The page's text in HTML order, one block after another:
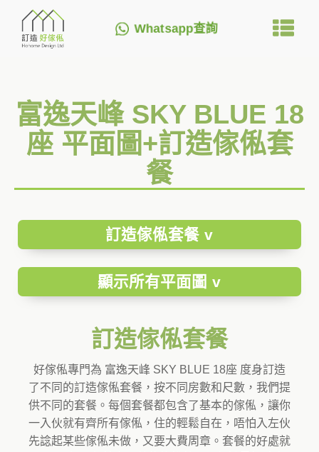
Whatsapp查詢
富逸天峰 SKY BLUE 18
座 平面圖+訂造傢俬套
餐
訂造傢俬套餐 v
顯示所有平面圖 v
訂造傢俬套餐
好傢俬專門為 富逸天峰 SKY BLUE 18座 度身訂造
了不同的訂造傢俬套餐，按不同房數和尺數，我們提
供不同的套餐。每個套餐都包含了基本的傢俬，讓你
一入伙就有齊所有傢俬，住的輕鬆自在，唔怕入左伙
先諗起某些傢俬未做，又要大費周章。套餐的好處就